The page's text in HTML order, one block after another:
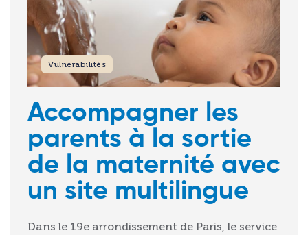
Vulnérabilités
Accompagner les
parents à la sortie
de la maternité avec
un site multilingue
Dans le 19e arrondissement de Paris, le service